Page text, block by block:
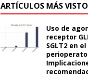
ARTÍCULOS MÁS
Uso de
receptor
SGLT2 en